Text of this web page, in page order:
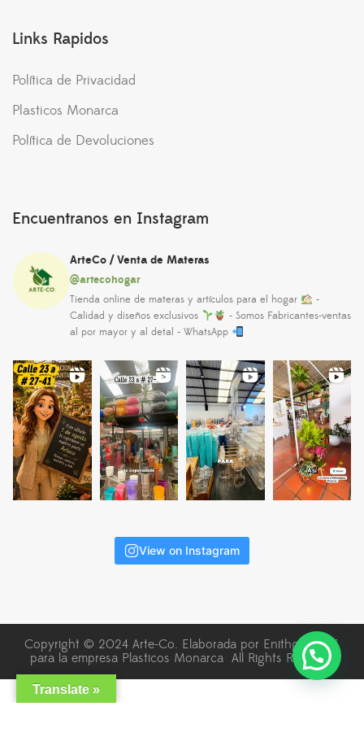
Links Rapidos
Política de Privacidad
Plasticos Monarca
Política de Devoluciones
Encuentranos en Instagram
ArteCo / Venta de Materas
@artecohogar
Tienda online de materas y artículos para el hogar
-
Calidad y diseños exclusivos
- Somos Fabricantes-ventas
al por mayor y al detal - WhatsApp
View on Instagram
Copyright © 2024 Arte-Co. Elaborada por Enithgma SAS
para la empresa Plasticos Monarca All Rights Reserved
Translate »